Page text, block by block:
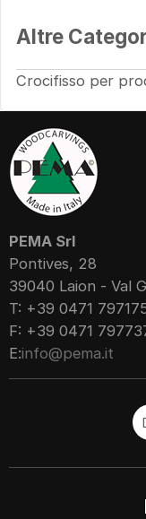
Altre
Crocifisso per
PEMA Srl
Pontives, 28
39040 Laion - Val
T: +39 0471
F: +39 0471
E:info@pema.it